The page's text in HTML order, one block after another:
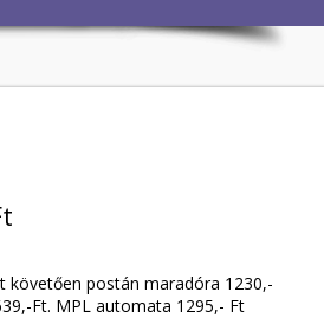
követően postán maradóra 1230,-
Ft. MPL automata 1295,- Ft